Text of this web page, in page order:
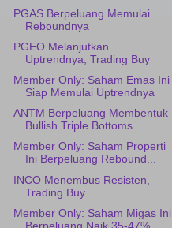
PGAS Berpeluang Memulai
Reboundnya
PGEO Melanjutkan
Uptrendnya, Trading Buy
Member Only: Saham Emas Ini
Siap Memulai Uptrendnya
ANTM Berpeluang Membentuk
Bullish Triple Bottoms
Member Only: Saham Properti
Ini Berpeluang Rebound...
INCO Menembus Resisten,
Trading Buy
Member Only: Saham Migas Ini